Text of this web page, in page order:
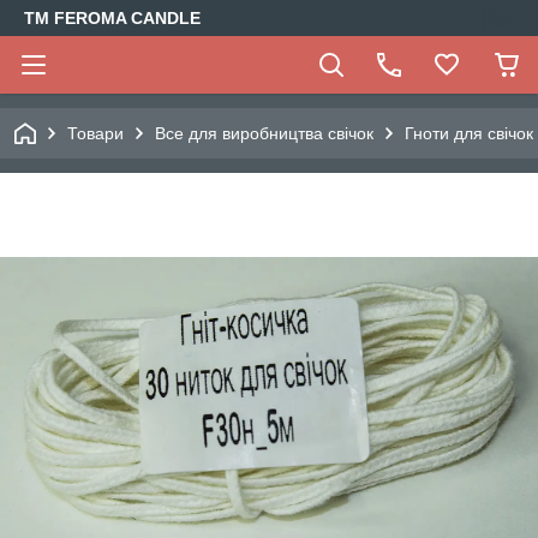
TM FEROMA CANDLE
Товари Все для виробництва свічок Гноти для свічок